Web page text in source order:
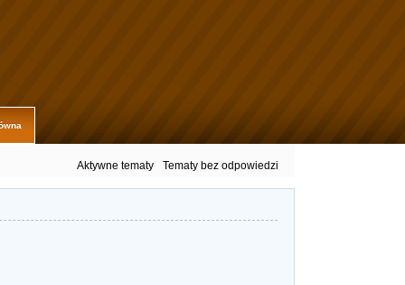
Aktywne tematy Tematy bez odpowiedzi